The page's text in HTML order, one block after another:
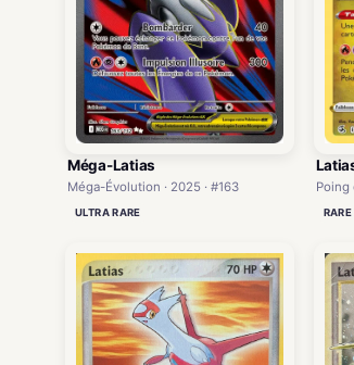
Méga-Latias
Méga-Évolution · 2025 · #163
ULTRA RARE
Poing
RARE